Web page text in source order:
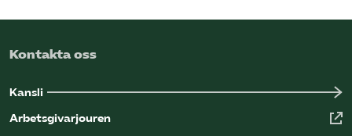
Kontakta oss
Kansli
Arbetsgivarjouren